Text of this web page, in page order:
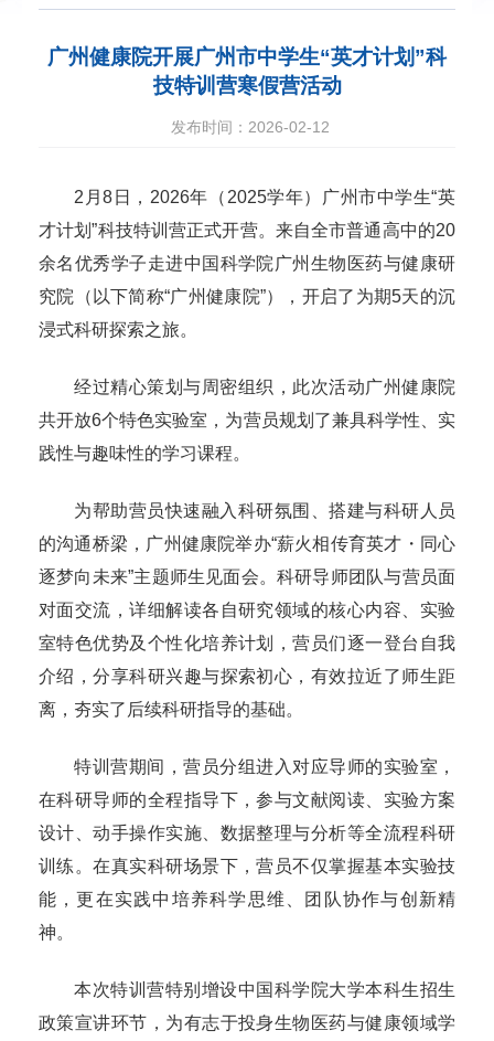
广州健康院开展广州市中学生“英才计划”科
技特训营寒假营活动
发布时间：2026-02-12
2月8日，2026年（2025学年）广州市中学生“英
才计划”科技特训营正式开营。来自全市普通高中的20
余名优秀学子走进中国科学院广州生物医药与健康研
究院（以下简称“广州健康院”），开启了为期5天的沉
浸式科研探索之旅。
经过精心策划与周密组织，此次活动广州健康院
共开放6个特色实验室，为营员规划了兼具科学性、实
践性与趣味性的学习课程。
为帮助营员快速融入科研氛围、搭建与科研人员
的沟通桥梁，广州健康院举办“薪火相传育英才・同心
逐梦向未来”主题师生见面会。科研导师团队与营员面
对面交流，详细解读各自研究领域的核心内容、实验
室特色优势及个性化培养计划，营员们逐一登台自我
介绍，分享科研兴趣与探索初心，有效拉近了师生距
离，夯实了后续科研指导的基础。
特训营期间，营员分组进入对应导师的实验室，
在科研导师的全程指导下，参与文献阅读、实验方案
设计、动手操作实施、数据整理与分析等全流程科研
训练。在真实科研场景下，营员不仅掌握基本实验技
能，更在实践中培养科学思维、团队协作与创新精
神。
本次特训营特别增设中国科学院大学本科生招生
政策宣讲环节，为有志于投身生物医药与健康领域学